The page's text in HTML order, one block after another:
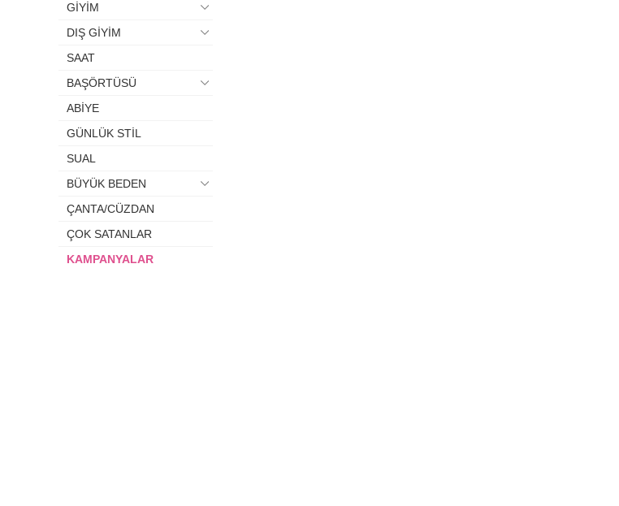
GİYİM
DIŞ GİYİM
SAAT
BAŞÖRTÜSÜ
ABİYE
GÜNLÜK STİL
SUAL
BÜYÜK BEDEN
ÇANTA/CÜZDAN
ÇOK SATANLAR
KAMPANYALAR